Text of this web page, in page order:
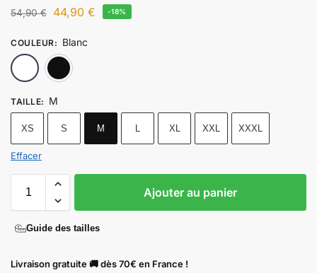
54,90€ 44,90 € -18%
COULEUR: Blanc
TAILLE: M
XS S M L XL XXL XXXL
Effacer
Ajouter au panier
Guide des tailles
Livraison gratuite 🚚 dès 70€ en France !